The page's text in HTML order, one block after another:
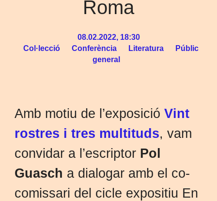
Roma
08.02.2022, 18:30
Col·lecció
Conferència Literatura
Públic
general
Amb motiu de l’exposició Vint
rostres i tres multituds, vam
convidar a l’escriptor Pol
Guasch a dialogar amb el co-
comissari del cicle expositiu En